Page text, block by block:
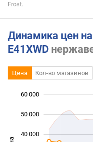
Frost.
Динамика цен
E41XWD
Цена Кол-во магазинов
40 000
60 000
50 000